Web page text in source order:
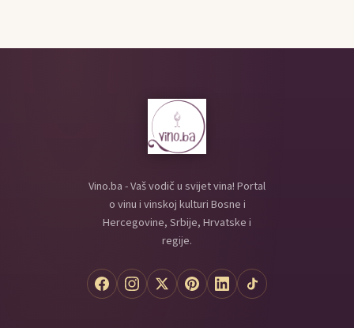
Vino.ba - Vaš vodič u svijet vina! Portal
o vinu i vinskoj kulturi Bosne i
Hercegovine, Srbije, Hrvatske i
regije.